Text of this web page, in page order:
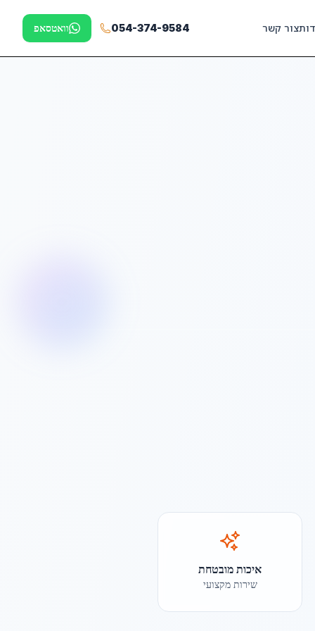
צור קשר 054-374-9584 וואטסאפ
איכות מובטחת
שירות מקצועי